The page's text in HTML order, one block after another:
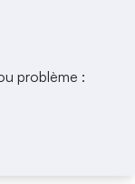
problème :